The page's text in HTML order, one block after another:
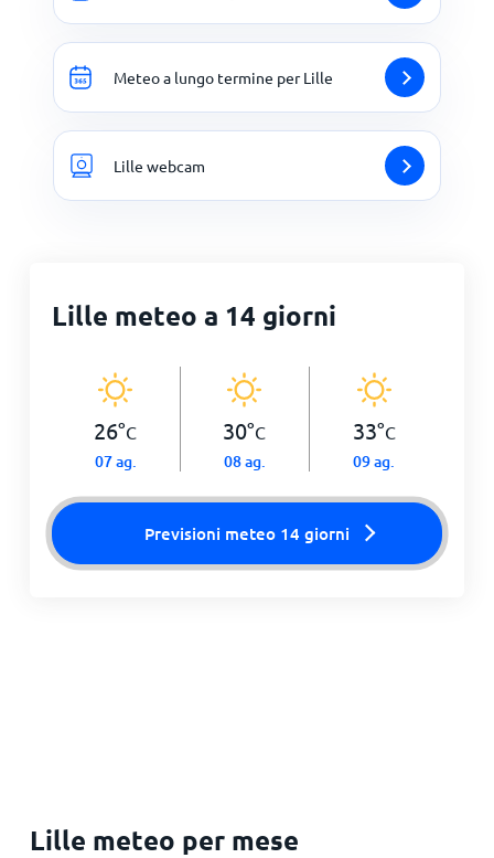
Meteo a lungo termine per Lille
Lille webcam
Lille meteo a 14 giorni
26°C
07 ag.
30°C
08 ag.
33°C
09 ag.
Previsioni meteo 14 giorni
Lille meteo per mese